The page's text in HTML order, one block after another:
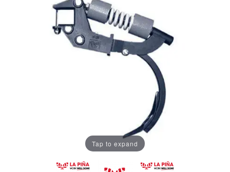
Tap to expand